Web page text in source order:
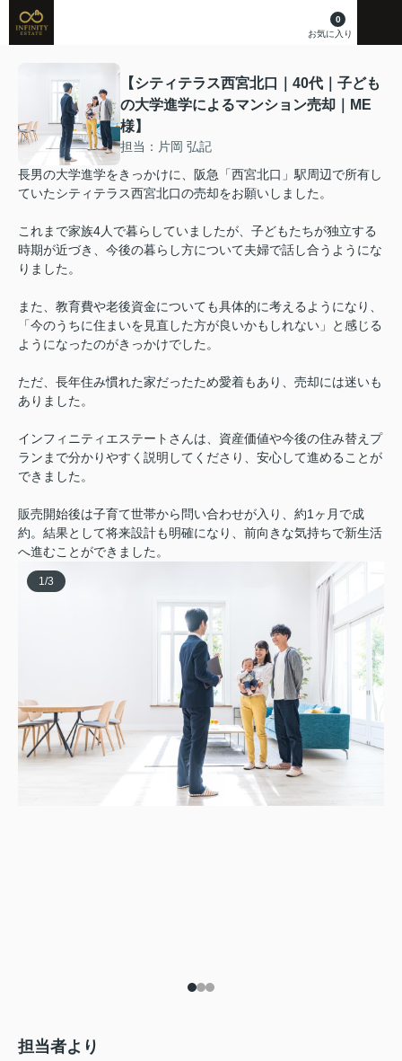
お気に入り
0
【シティテラス西宮北口｜40代｜子ども
の大学進学によるマンション売却｜ME
様】
担当：片岡 弘記
長男の大学進学をきっかけに、阪急「西宮北口」駅周辺で所有し
ていたシティテラス西宮北口の売却をお願いしました。
これまで家族4人で暮らしていましたが、子どもたちが独立する
時期が近づき、今後の暮らし方について夫婦で話し合うようにな
りました。
また、教育費や老後資金についても具体的に考えるようになり、
「今のうちに住まいを見直した方が良いかもしれない」と感じる
ようになったのがきっかけでした。
ただ、長年住み慣れた家だったため愛着もあり、売却には迷いも
ありました。
インフィニティエステートさんは、資産価値や今後の住み替えプ
ランまで分かりやすく説明してくださり、安心して進めることが
できました。
販売開始後は子育て世帯から問い合わせが入り、約1ヶ月で成
約。結果として将来設計も明確になり、前向きな気持ちで新生活
へ進むことができました。
1/3
担当者より